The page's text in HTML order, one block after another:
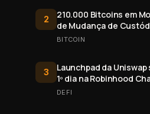
2
210.000 Bitcoins em
de Mudança de
BITCOIN
3
Launchpad da
1º dia na Robinhood
DEFI